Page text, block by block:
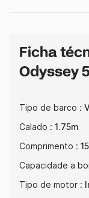
Ficha
Odyssey
Tipo de barco :
Calado : 1.75m
Comprimento :
Capacidade a
Tipo de motor :